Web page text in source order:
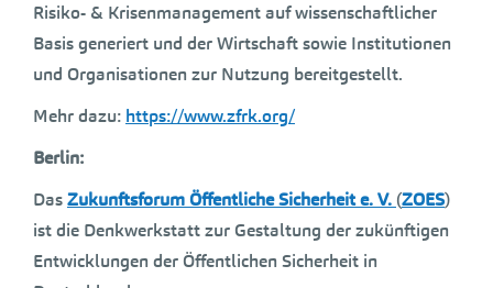
Risiko- & Krisenmanagement auf wissenschaftlicher
Basis generiert und der Wirtschaft sowie Institutionen
und Organisationen zur Nutzung bereitgestellt.
Mehr dazu: https://www.zfrk.org/
Berlin:
DasZukunftsforum Öffentliche Sicherheit e. V. (ZOES)
ist die Denkwerkstatt zur Gestaltung der zukünftigen
Entwicklungen der Öffentlichen Sicherheit in